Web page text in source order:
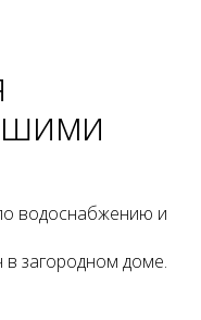
водоснабжению и
в загородном доме.